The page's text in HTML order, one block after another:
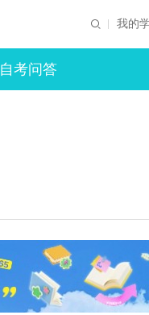
我的
自考问答